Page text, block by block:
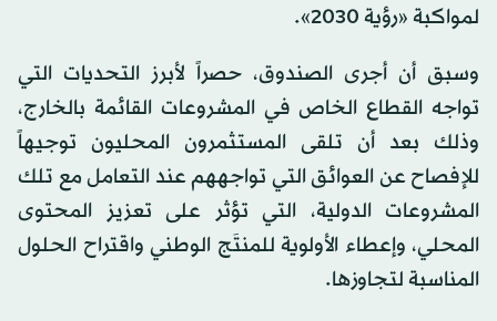
لمواكبة «رؤية 2030».
وسبق أن أجرى الصندوق، حصراً لأبرز التحديات التي
تواجه القطاع الخاص في المشروعات القائمة بالخارج،
وذلك بعد أن تلقى المستثمرون المحليون توجيهاً
للإفصاح عن العوائق التي تواجههم عند التعامل مع تلك
المشروعات الدولية، التي تؤثر على تعزيز المحتوى
المحلي، وإعطاء الأولوية للمنتَج الوطني واقتراح الحلول
المناسبة لتجاوزها.